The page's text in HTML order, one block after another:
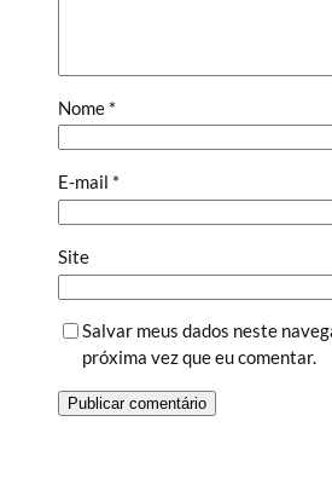
Nome *
E-mail *
Site
Salvar meus dados neste
próxima vez que eu comentar.